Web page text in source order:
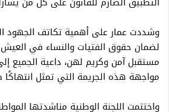
وشددت عمار على أهمية تكاتف الجهود
لضمان حقوق الفتيات والنساء في
مستقبل آمن وكريم لهن، داعية الجميع
مواجهة هذه الجريمة التي تمثل انتهاكًا
واختتمت اللجنة الوطنية مناشدتها